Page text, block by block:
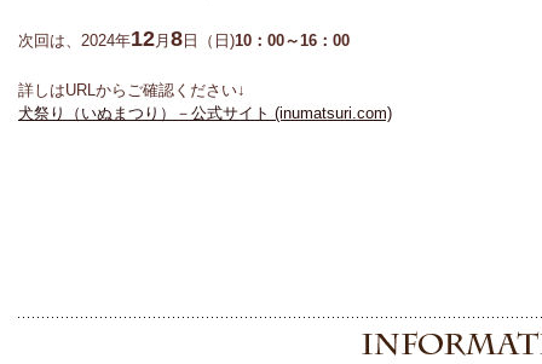
次回は、2024年12月 8 日（日)10：00～16：00
詳しはURLからご確認ください↓
犬祭り（いぬまつり）－公式サイト (inumatsuri.com)